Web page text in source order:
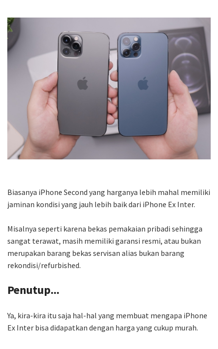
Biasanya iPhone Second yang harganya lebih mahal memiliki
jaminan kondisi yang jauh lebih baik dari iPhone Ex Inter.
Misalnya seperti karena bekas pemakaian pribadi sehingga
sangat terawat, masih memiliki garansi resmi, atau bukan
merupakan barang bekas servisan alias bukan barang
rekondisi/refurbished.
Penutup...
Ya, kira-kira itu saja hal-hal yang membuat mengapa iPhone
Ex Inter bisa didapatkan dengan harga yang cukup murah.